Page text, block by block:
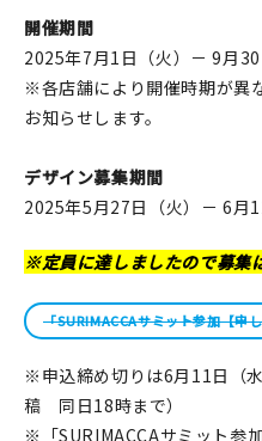
開催期間
2025年7月1日（火）－ 9月
※各店舗により開催時期が異
お知らせします。
デザイン募集期間
2025年5月27日（火）－ 6月
※定員に達しましたので募集
「SURIMACCAサミット参加【申
※申込締め切りは6月11日（
稿 同日18時まで）
※「SURIMACCAサミット参